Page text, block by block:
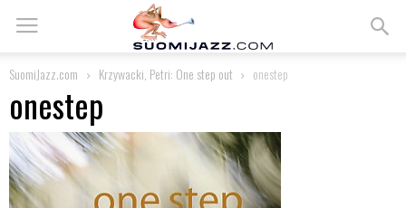
SuomiJazz.com Krzywacki, Petri: One step out onestep
onestep